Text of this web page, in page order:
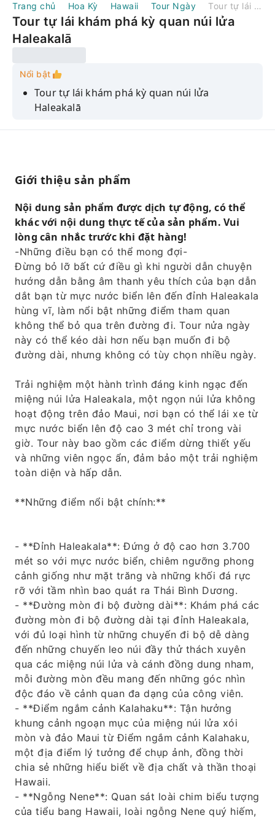
Trang chủ Hoa Kỳ Hawaii Tour Ngày Tour tự lái khám phá kỳ quan núi lửa Haleakalā
Tour tự lái khám phá kỳ quan núi lửa
Haleakalā
Nổi bật
Tour tự lái khám phá kỳ quan núi lửa
Haleakalā
Giới thiệu sản phẩm
Nội dung sản phẩm được dịch tự động, có thể
khác với nội dung thực tế của sản phẩm. Vui
lòng cân nhắc trước khi đặt hàng!
-Những điều bạn có thể mong đợi-
Đừng bỏ lỡ bất cứ điều gì khi người dẫn chuyện
hướng dẫn bằng âm thanh yêu thích của bạn dẫn
dắt bạn từ mực nước biển lên đến đỉnh Haleakala
hùng vĩ, làm nổi bật những điểm tham quan
không thể bỏ qua trên đường đi. Tour nửa ngày
này có thể kéo dài hơn nếu bạn muốn đi bộ
đường dài, nhưng không có tùy chọn nhiều ngày.
Trải nghiệm một hành trình đáng kinh ngạc đến
miệng núi lửa Haleakala, một ngọn núi lửa không
hoạt động trên đảo Maui, nơi bạn có thể lái xe từ
mực nước biển lên độ cao 3 mét chỉ trong vài
giờ. Tour này bao gồm các điểm dừng thiết yếu
và những viên ngọc ẩn, đảm bảo một trải nghiệm
toàn diện và hấp dẫn.
**Những điểm nổi bật chính:**
- **Đỉnh Haleakala**: Đứng ở độ cao hơn 3.700
mét so với mực nước biển, chiêm ngưỡng phong
cảnh giống như mặt trăng và những khối đá rực
rỡ với tầm nhìn bao quát ra Thái Bình Dương.
- **Đường mòn đi bộ đường dài**: Khám phá các
đường mòn đi bộ đường dài tại đỉnh Haleakala,
với đủ loại hình từ những chuyến đi bộ dễ dàng
đến những chuyến leo núi đầy thử thách xuyên
qua các miệng núi lửa và cánh đồng dung nham,
mỗi đường mòn đều mang đến những góc nhìn
độc đáo về cảnh quan đa dạng của công viên.
- **Điểm ngắm cảnh Kalahaku**: Tận hưởng
khung cảnh ngoạn mục của miệng núi lửa xói
mòn và đảo Maui từ Điểm ngắm cảnh Kalahaku,
một địa điểm lý tưởng để chụp ảnh, đồng thời
chia sẻ những hiểu biết về địa chất và thần thoại
Hawaii.
- **Ngỗng Nene**: Quan sát loài chim biểu tượng
của tiểu bang Hawaii, loài ngỗng Nene quý hiếm,